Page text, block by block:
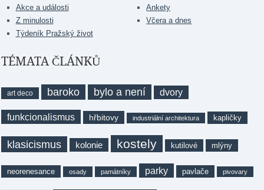
Akce a události
Z minulosti
Týdeník Pražský život
Ankety
Včera a dnes
TÉMATA ČLÁNKŮ
art deco baroko bylo a není dvory
funkcionalismus hřbitovy industriální architektura kapličky
klasicismus kolonie kostely kutilové mlýny
neorenesance osady památníky parky pavlače pivovary